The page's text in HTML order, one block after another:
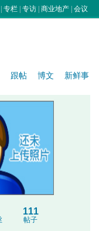
专栏 专访 商业地产 会议
跟帖 博文 新鲜事
111
帖子